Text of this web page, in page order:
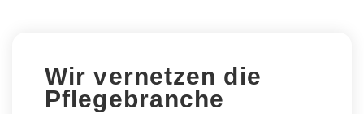
Wir vernetzen die
Pflegebranche